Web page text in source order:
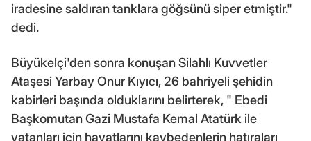
iradesine saldıran tanklara göğsünü siper etmiştir."
dedi.
Büyükelçi'den sonra konuşan Silahlı Kuvvetler
Ataşesi Yarbay Onur Kıyıcı, 26 bahriyeli şehidin
kabirleri başında olduklarını belirterek, " Ebedi
Başkomutan Gazi Mustafa Kemal Atatürk ile
vatanları için hayatlarını kaybedenlerin hatıraları